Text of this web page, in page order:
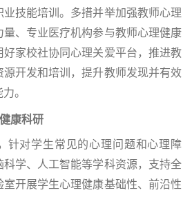
技能培训。多措并举加强教师心理
、专业医疗机构参与教师心理健康
家校社协同心理关爱平台，推进教
开发和培训，提升教师发现并有效
。
康科研
针对学生常见的心理问题和心理障
学、人工智能等学科资源，支持全
室开展学生心理健康基础性、前沿性